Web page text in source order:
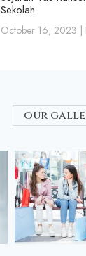
Sekolah
October 16, 2023
our